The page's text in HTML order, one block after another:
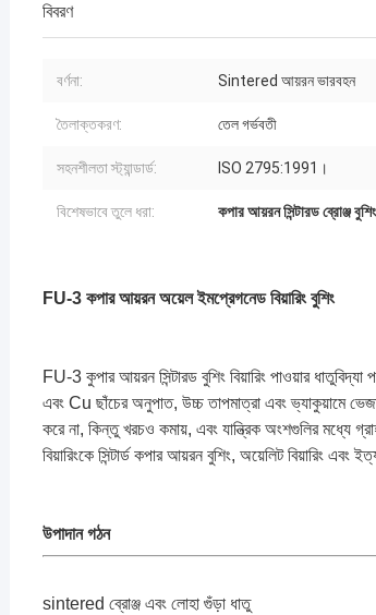
বিবরণ
বর্ণনা: Sintered আয়রন ভারবহন
তৈলাক্তকরণ: তেল গর্ভবতী
সহনশীলতা স্ট্যান্ডার্ড: ISO 2795:1991।
বিশেষভাবে তুলে ধরা: কপার আয়রন সিন্টারড ব্রোঞ্জ বুশিং
FU-3 কপার আয়রন অয়েল ইমপ্রেগনেড বিয়ারিং বুশিং
FU-3 কুপার আয়রন সিন্টারড বুশিং বিয়ারিং পাওয়ার
এবং Cu ছাঁচের অনুপাত, উচ্চ তাপমাত্রা এবং ভ্যাকুয়ামে
করে না, কিন্তু খরচও কমায়, এবং যান্ত্রিক অংশগুলির মধ্যে
বিয়ারিংকে সিন্টার্ড কপার আয়রন বুশিং, অয়েলিট বিয়ারিং এবং
উপাদান গঠন
sintered ব্রোঞ্জ এবং লোহা গুঁড়া ধাতু